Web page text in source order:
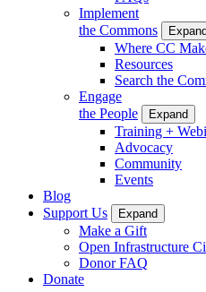
Implement
the Commons
Expand
Where CC
Resources
Search the
Engage
the People
Expand
Training +
Advocacy
Community
Events
Blog
Support Us
Expand
Make a Gift
Open Infrastructure
Donor FAQ
Donate